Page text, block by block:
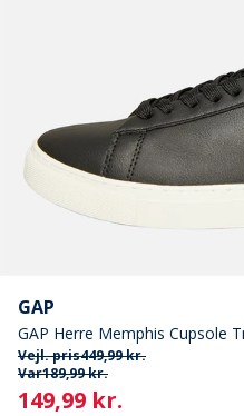
GAP
GAP Herre Memphis Cupsole
Vejl. pris449,99 kr.
Var189,99 kr.
Current
149,99 kr.